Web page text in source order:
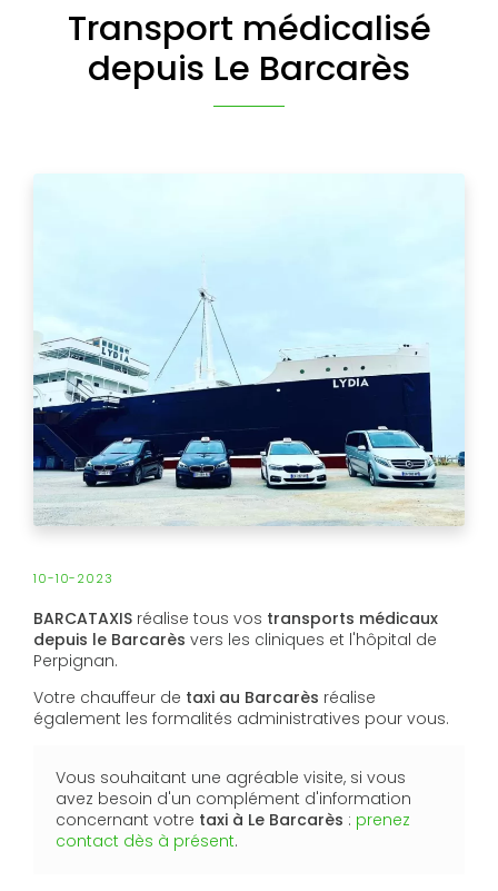
Transport médicalisé
depuis Le Barcarès
10-10-2023
BARCATAXIS réalise tous vos transports médicaux
depuis le Barcarès vers les cliniques et l'hôpital de
Perpignan.
Votre chauffeur de taxi au Barcarès réalise
également les formalités administratives pour vous.
Vous souhaitant une agréable visite, si vous
avez besoin d'un complément d'information
concernant votre taxi à Le Barcarès : prenez
contact dès à présent.